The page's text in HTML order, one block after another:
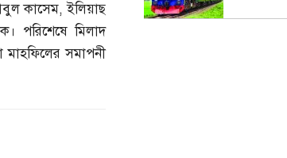
কাসেম,ইলিয়াছ
পরিশেষে মিলাদ
মাহফিলের সমাপনী